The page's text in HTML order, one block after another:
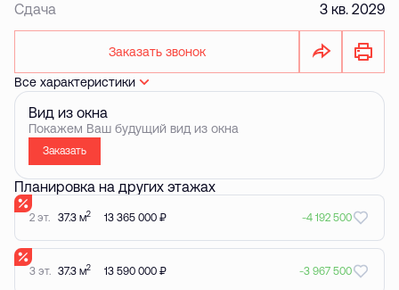
Сдача 3 кв. 2029
Заказать звонок
Все характеристики
Вид из окна
Покажем Ваш будущий вид из окна
Заказать
Планировка на других этажах
2 эт. 37.3 м2 13 365 000 ₽ -4 192 500
3 эт. 37.3 м2 13 590 000 ₽ -3 967 500